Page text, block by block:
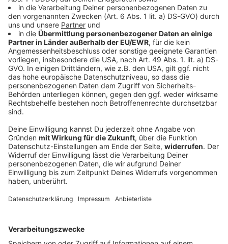
Bayern
66-Jähriger bei Frontalzusammenstoß schwer
verletzt
Nach einem Unfall versorgt ein zufällig anwesender
Arzt den eingeklemmten Fahrer. Auch die Fahrerin
DEINE GEMERKTEN ARTIKEL